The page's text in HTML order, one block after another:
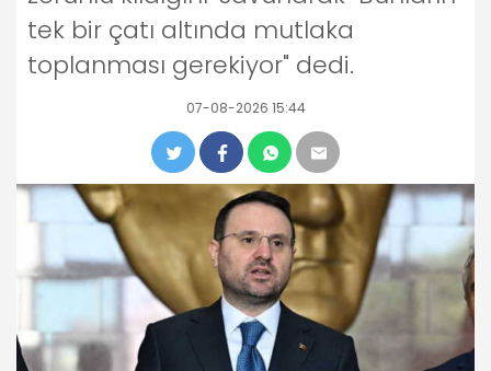
tek bir çatı altında mutlaka
toplanması gerekiyor" dedi.
07-08-2026 15:44